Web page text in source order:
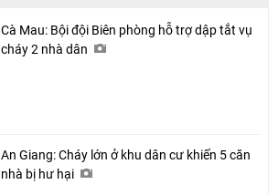
Cà Mau: Bội đội Biên phòng hỗ trợ dập tắt vụ
cháy 2 nhà dân
An Giang: Cháy lớn ở khu dân cư khiến 5 căn
nhà bị hư hại